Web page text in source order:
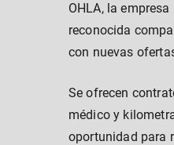
OHLA, la
reconocida
con nuevas
Se ofrecen
médico y
oportunidad para